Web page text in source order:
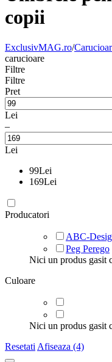
copii
ExclusivMAG.ro/
carucioare
Filtre
Filtre
Pret
Lei
–
Lei
99Lei
169Lei
Producatori
ABC-
Peg Perego
Nici un produs gasit
Culoare
Nici un produs gasit
Resetati Afiseaza (4)